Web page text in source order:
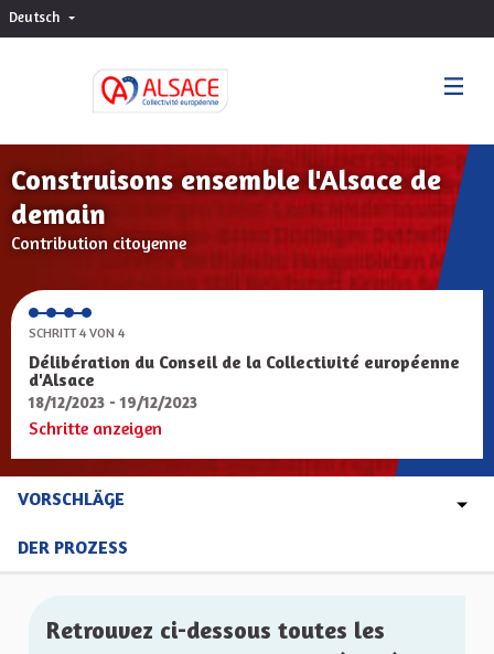
Deutsch Choisir la langue
Construisons ensemble l'Alsace de
demain
Contribution citoyenne
SCHRITT 4 VON 4
Délibération du Conseil de la Collectivité européenne
d'Alsace
18/12/2023 - 19/12/2023
Schritte anzeigen
VORSCHLÄGE
DER PROZESS
Retrouvez ci-dessous toutes les